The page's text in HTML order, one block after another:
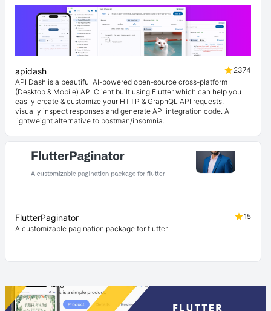
apidash
2374
API Dash is a beautiful AI-powered open-source cross-platform
(Desktop & Mobile) API Client built using Flutter which can help you
easily create & customize your HTTP & GraphQL API requests,
visually inspect responses and generate API integration code. A
lightweight alternative to postman/insomnia.
FlutterPaginator
15
A customizable pagination package for flutter